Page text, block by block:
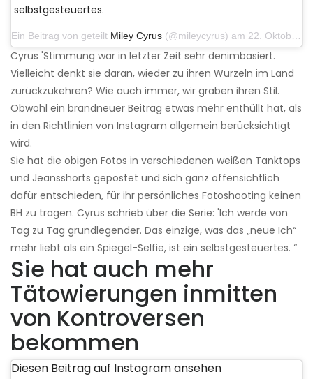
selbstgesteuertes.
Ein Beitrag von geteilt Miley Cyrus (@mileycyrus) am 22. Oktober 2019 um 11:39 Uhr PDT
Cyrus 'Stimmung war in letzter Zeit sehr denimbasiert.
Vielleicht denkt sie daran, wieder zu ihren Wurzeln im Land
zurückzukehren? Wie auch immer, wir graben ihren Stil.
Obwohl ein brandneuer Beitrag etwas mehr enthüllt hat, als
in den Richtlinien von Instagram allgemein berücksichtigt
wird.
Sie hat die obigen Fotos in verschiedenen weißen Tanktops
und Jeansshorts gepostet und sich ganz offensichtlich
dafür entschieden, für ihr persönliches Fotoshooting keinen
BH zu tragen. Cyrus schrieb über die Serie: 'Ich werde von
Tag zu Tag grundlegender. Das einzige, was das „neue Ich“
mehr liebt als ein Spiegel-Selfie, ist ein selbstgesteuertes. “
Sie hat auch mehr
Tätowierungen inmitten
von Kontroversen
bekommen
Diesen Beitrag auf Instagram ansehen